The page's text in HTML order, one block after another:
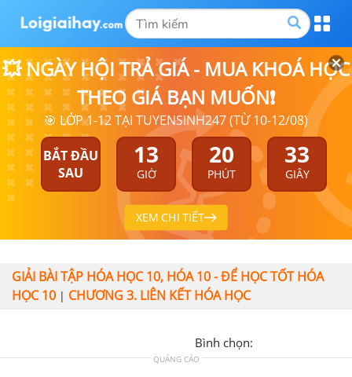
💥 NGÀY HỘI TRẢ GIÁ - MUA KHOÁ HỌC
THEO GIÁ BẠN MUỐN❗
🎯 LỚP 1-12 TẠI TUYENSINH247 (TỪ 10-12/08)
BẮT ĐẦU
SAU
13
GIỜ
20
PHÚT
32
GIÂY
XEM CHI TIẾT
GIẢI BÀI TẬP HÓA HỌC 10, HÓA 10 - ĐỂ HỌC TỐT HÓA
HỌC 10 | CHƯƠNG 3. LIÊN KẾT HÓA HỌC
Bình chọn:
QUẢNG CÁO